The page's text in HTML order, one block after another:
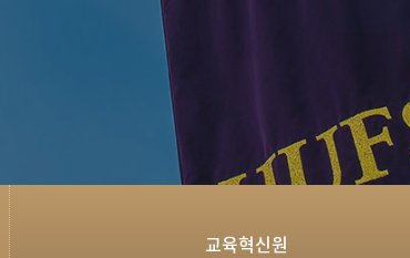
교육혁신원